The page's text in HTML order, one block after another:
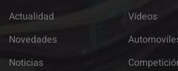
Actualidad
Novedades
Noticias
Vídeos